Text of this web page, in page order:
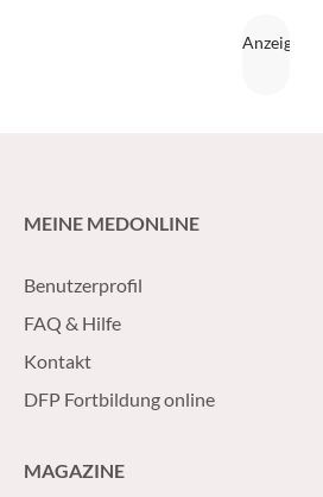
MEINE MEDONLINE
Benutzerprofil
FAQ & Hilfe
Kontakt
DFP Fortbildung online
MAGAZINE